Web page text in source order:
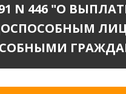
N 446 "О